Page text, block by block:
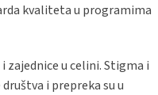
kvaliteta u programima
u celini. Stigma i
i prepreka su u